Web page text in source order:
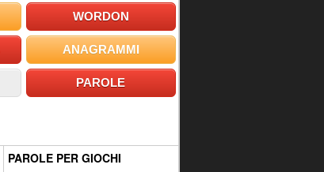
WORDON
ANAGRAMMI
PAROLE
PAROLE PER GIOCHI